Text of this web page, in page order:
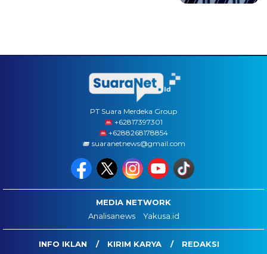
PT Suara Merdeka Group
‪+62817397301
+6288268178854
suaranetnews@gmail.com
MEDIA NETWORK
Analisanews
Yakusa.id
INFO IKLAN KIRIM KARYA REDAKSI